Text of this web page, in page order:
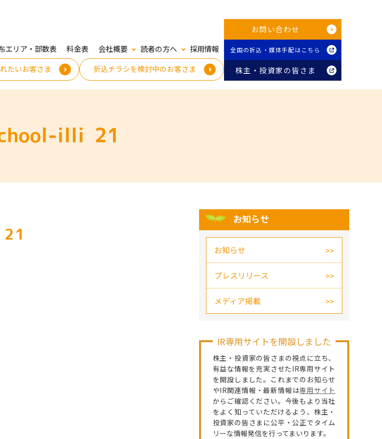
エリア・部数表 料金表 会社概要 読者の方へ
採用情報
たいお客さま
折込チラシを検討中のお客さま
お問い合わせ
全国の折込・媒体手配はこちら
株主・投資家の皆さま
illi 21
お知らせ
お知らせ
プレスリリース
メディア掲載
IR専用サイトを開設しました
株主・投資家の皆さまの視点に立ち、
有益な情報を充実させたIR専用サイト
を開設しました。これまでのお知らせ
やIR関連情報・最新情報は専用サイト
からご確認ください。今後もより当社
をよく知っていただけるよう、株主・
投資家の皆さまに公平・公正でタイム
リーな情報発信を行ってまいります。